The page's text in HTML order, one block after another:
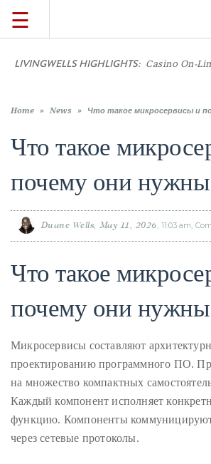
TRAVEL
LIFESTYLE
FOOD
About
Duane
Wells
Publisher,
Influencer,
☰
LIVINGWELLS HIGHLIGHTS: Casino On-
Home » News » Что такое микросервисы и
Что такое
почему они нужны
Duane Wells May 11, 2026 11:03 am
Что такое
почему они нужны
Микросервисы составляют
проектированию программного ПО.
на множество компактных
Каждый компонент исполняет
функцию. Компоненты
через сетевые протоколы.